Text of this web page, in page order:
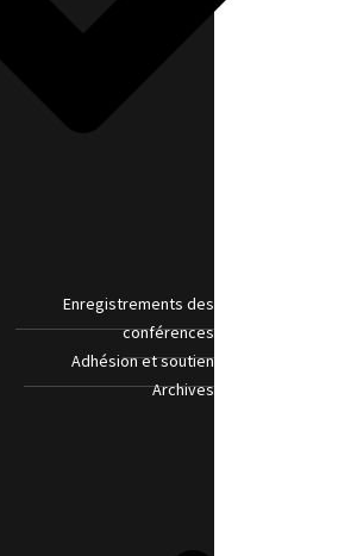
Enregistrements des
conférences
Adhésion et soutien
Archives